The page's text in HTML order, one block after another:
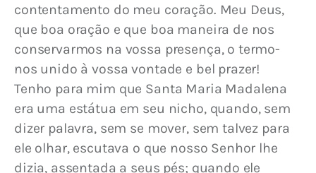
contentamento do meu coração. Meu Deus,
que boa oração e que boa maneira de nos
conservarmos na vossa presença, o termo-
nos unido à vossa vontade e bel prazer!
Tenho para mim que Santa Maria Madalena
era uma estátua em seu nicho, quando, sem
dizer palavra, sem se mover, sem talvez para
ele olhar, escutava o que nosso Senhor lhe
dizia, assentada a seus pés; quando ele